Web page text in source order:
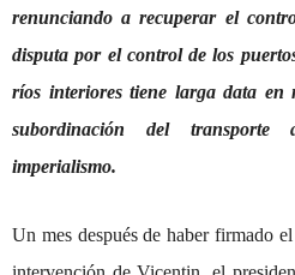
renunciando a recuperar el
disputa por el control de los
ríos interiores tiene larga data en
subordinación del
imperialismo.
Un mes después de haber firmado